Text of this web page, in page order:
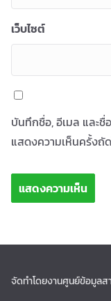
เว็บไซต์
บันทึกชื่อ, อีเมล และชื่
แสดงความเห็นครั้งถั
จัดทำโดยงานศูนย์ข้อมูลส